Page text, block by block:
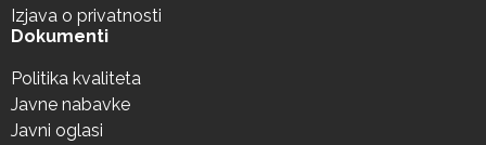
Izjava o privatnosti
Dokumenti
Politika kvaliteta
Javne nabavke
Javni oglasi